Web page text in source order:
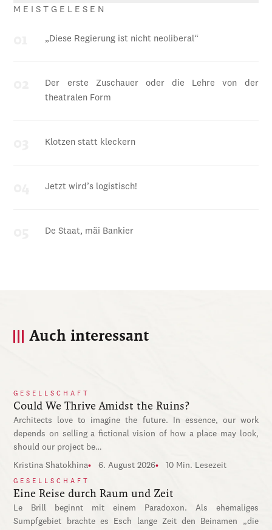
MEISTGELESEN
„Diese Regierung ist nicht neoliberal“
Der erste Zuschauer oder die Lehre von der
theatralen Form
Klotzen statt kleckern
Jetzt wird’s logistisch!
De Staat, mäi Bankier
Auch interessant
GESELLSCHAFT
Could We Thrive Amidst the Ruins?
Architects love to imagine the future. In essence, our work
depends on selling a fictional vision of how a place may look,
should our project be…
Kristina Shatokhina 6. August 2026 10 Min. Lesezeit
GESELLSCHAFT
Eine Reise durch Raum und Zeit
Le Brill beginnt mit einem Paradoxon. Als ehemaliges
Sumpfgebiet brachte es Esch lange Zeit den Beinamen „die